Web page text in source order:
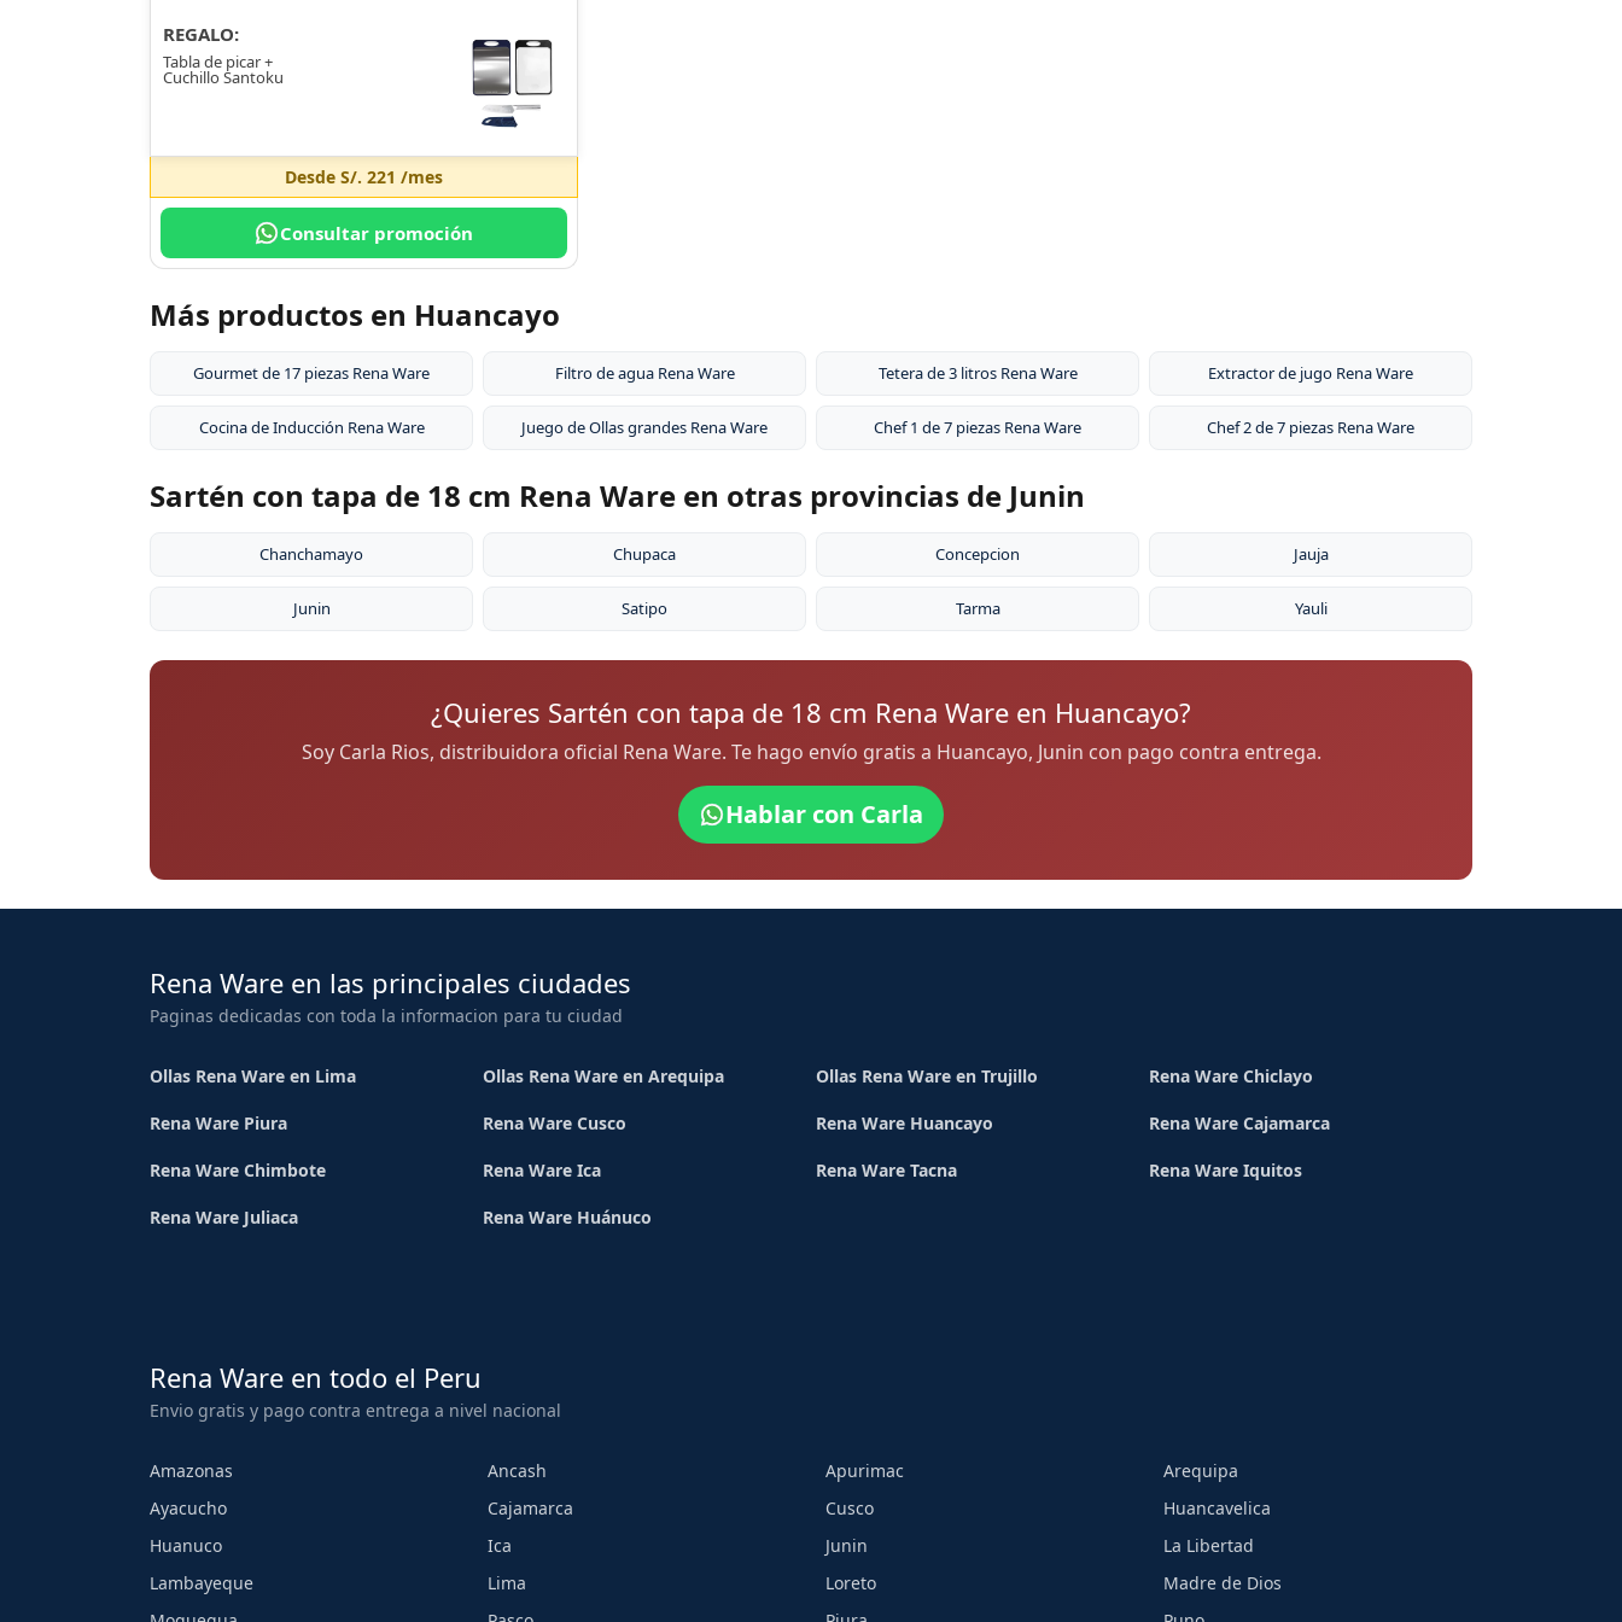
REGALO:
Tabla de picar +
Cuchillo Santoku
Desde S/. 221 /mes
Consultar promoción
Más productos en Huancayo
Gourmet de 17 piezas Rena Ware Filtro de agua Rena Ware Tetera de 3 litros Rena Ware Extractor de jugo Rena Ware
Cocina de Inducción Rena Ware Juego de Ollas grandes Rena Ware Chef 1 de 7 piezas Rena Ware Chef 2 de 7 piezas Rena Ware
Sartén con tapa de 18 cm Rena Ware en otras provincias de Junin
Chanchamayo Chupaca Concepcion Jauja
Junin Satipo Tarma Yauli
¿Quieres Sartén con tapa de 18 cm Rena Ware en Huancayo?
Soy Carla Rios, distribuidora oficial Rena Ware. Te hago envío gratis a Huancayo, Junin con pago contra entrega.
Hablar con Carla
Rena Ware en las principales ciudades
Paginas dedicadas con toda la informacion para tu ciudad
Ollas Rena Ware en Lima Ollas Rena Ware en Arequipa Ollas Rena Ware en Trujillo Rena Ware Chiclayo
Rena Ware Piura Rena Ware Cusco Rena Ware Huancayo Rena Ware Cajamarca
Rena Ware Chimbote Rena Ware Ica Rena Ware Tacna Rena Ware Iquitos
Rena Ware Juliaca Rena Ware Huánuco
Rena Ware en todo el Peru
Envio gratis y pago contra entrega a nivel nacional
Amazonas Ancash Apurimac
Arequipa
Ayacucho
Cajamarca Cusco
Huancavelica
Huanuco
Ica Junin
La Libertad
Lambayeque
Lima Loreto
Madre de Dios